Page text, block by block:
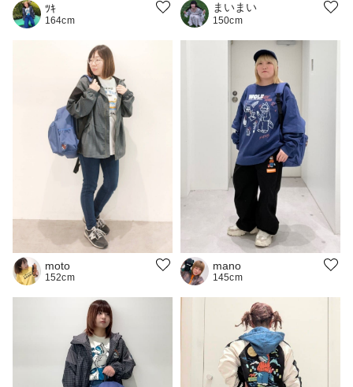
ﾂｷ
164cm
まいまい
150cm
moto
152cm
mano
145cm